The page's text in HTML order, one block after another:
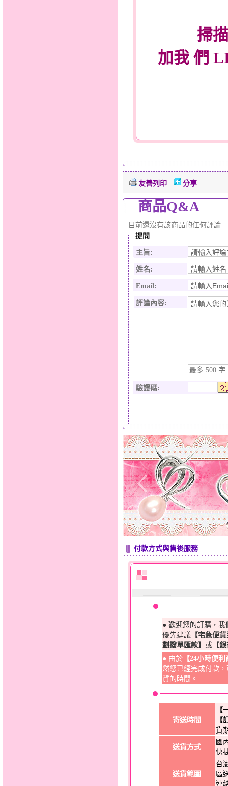
掃
加我 們
友善列印 分享
商品Q&A
目前還沒有該商品的任何評論
提問
主旨:
姓名:
Email:
評論內容:
最多 500 字.
驗證碼:
付款方式與售後服務
● 歡迎您的訂購，
優先建議 【宅急便
劃撥單匯款】 或 【
● 由於 【24小時便
然您已經完成付款
貨的時間。
寄送時間
【
【
貨
送貨方式
國
快
送貨範圍
台
區
連